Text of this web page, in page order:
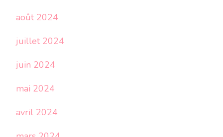
août 2024
juillet 2024
juin 2024
mai 2024
avril 2024